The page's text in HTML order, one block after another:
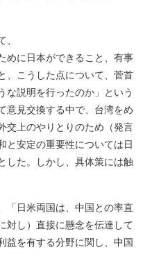
、
めに日本ができること、有事
、こうした点について、菅首
な説明を行ったのか」という
意見交換する中で、台湾をめ
交上のやりとりのため（発言
と安定の重要性については日
した。しかし、具体策には触
「日米両国は、中国との率直
対し）直接に懸念を伝達して
益を有する分野に関し、中国